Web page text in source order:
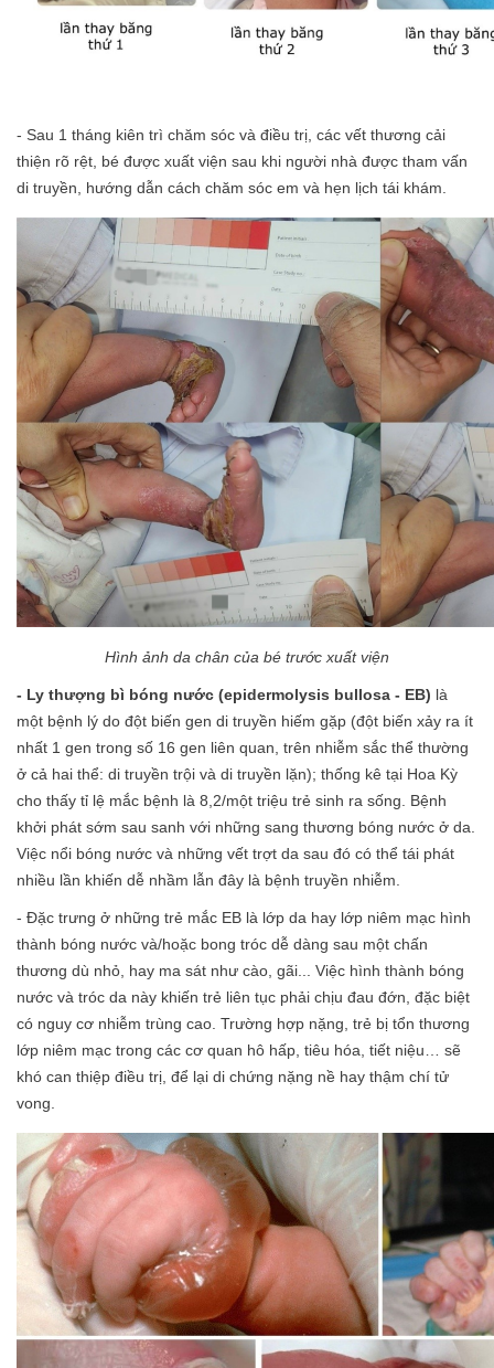
- Sau 1 tháng kiên trì chăm sóc và điều trị, các vết thương cải
thiện rõ rệt, bé được xuất viện sau khi người nhà được tham vấn
di truyền, hướng dẫn cách chăm sóc em và hẹn lịch tái khám.
Hình ảnh da chân của bé trước xuất viện
- Ly thượng bì bóng nước (epidermolysis bullosa - EB) là
một bệnh lý do đột biến gen di truyền hiếm gặp (đột biến xảy ra ít
nhất 1 gen trong số 16 gen liên quan, trên nhiễm sắc thể thường
ở cả hai thể: di truyền trội và di truyền lặn); thống kê tại Hoa Kỳ
cho thấy tỉ lệ mắc bệnh là 8,2/một triệu trẻ sinh ra sống. Bệnh
khởi phát sớm sau sanh với những sang thương bóng nước ở da.
Việc nổi bóng nước và những vết trợt da sau đó có thể tái phát
nhiều lần khiến dễ nhầm lẫn đây là bệnh truyền nhiễm.
- Đặc trưng ở những trẻ mắc EB là lớp da hay lớp niêm mạc hình
thành bóng nước và/hoặc bong tróc dễ dàng sau một chấn
thương dù nhỏ, hay ma sát như cào, gãi... Việc hình thành bóng
nước và tróc da này khiến trẻ liên tục phải chịu đau đớn, đặc biệt
có nguy cơ nhiễm trùng cao. Trường hợp nặng, trẻ bị tổn thương
lớp niêm mạc trong các cơ quan hô hấp, tiêu hóa, tiết niệu… sẽ
khó can thiệp điều trị, để lại di chứng nặng nề hay thậm chí tử
vong.